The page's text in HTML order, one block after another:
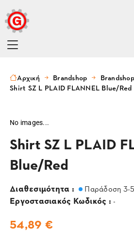
Αρχική Brandshop
Brandshop
Shirt SZ L PLAID FLANNEL Blue/Red
No images...
Shirt SZ L PLAID
Blue/Red
Διαθεσιμότητα : Παράδοση 3-
Εργοστασιακός Κωδικός : -
54,89 €